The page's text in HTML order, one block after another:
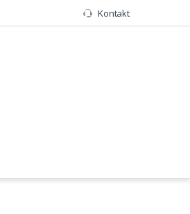
Kontakt